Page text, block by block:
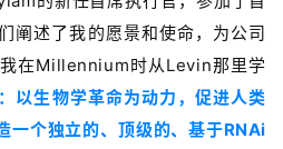
阐述了我的愿景和使命，为公司
在Millennium时从Levin那里学
以生物学革命为动力，促进人类
一个独立的、顶级的、基于RNAi